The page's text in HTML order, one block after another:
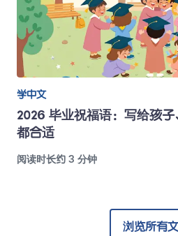
学中文
2026 毕业祝福语：写给孩
都合适
阅读时长约 3 分钟
浏览所有